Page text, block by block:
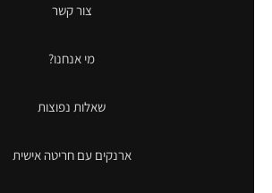
צור קשר
מי אנחנו?
שאלות נפוצות
ארנקים עם חריטה אישית